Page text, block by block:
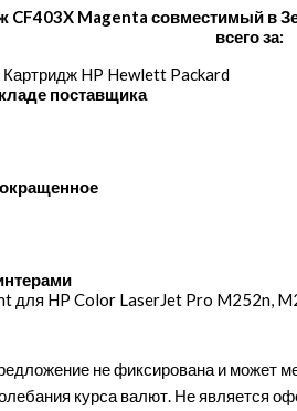
CF403X Magenta совместимый в
всего за:
Картридж HP Hewlett Packard
поставщика
для HP Color LaserJet Pro M252n,
не фиксирована и может
курса валют. Не является